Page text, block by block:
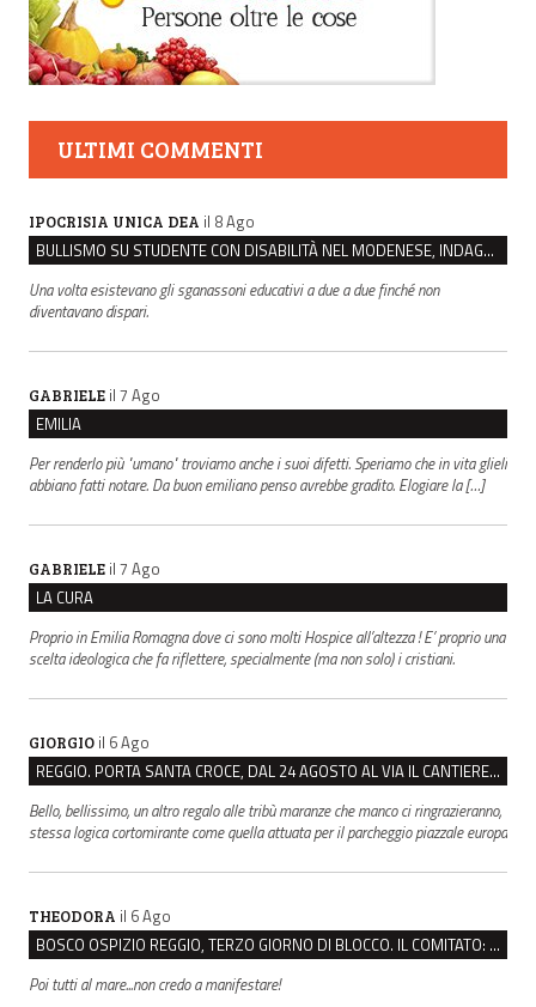
ULTIMI COMMENTI
IPOCRISIA UNICA DEA il 8 Ago
BULLISMO SU STUDENTE CON DISABILITÀ NEL MODENESE, INDAGATI DUE RAGAZZI DI 16 ANNI
Una volta esistevano gli sganassoni educativi a due a due finché non
diventavano dispari.
GABRIELE il 7 Ago
EMILIA
Per renderlo più "umano" troviamo anche i suoi difetti. Speriamo che in vita glieli
abbiano fatti notare. Da buon emiliano penso avrebbe gradito. Elogiare la […]
GABRIELE il 7 Ago
LA CURA
Proprio in Emilia Romagna dove ci sono molti Hospice all’altezza ! E’ proprio una
scelta ideologica che fa riflettere, specialmente (ma non solo) i cristiani.
GIORGIO il 6 Ago
REGGIO. PORTA SANTA CROCE, DAL 24 AGOSTO AL VIA IL CANTIERE PER IL NUOVO COLLETTORE FOGNARIO
Bello, bellissimo, un altro regalo alle tribù maranze che manco ci ringrazieranno,
stessa logica cortomirante come quella attuata per il parcheggio piazzale europa
THEODORA il 6 Ago
BOSCO OSPIZIO REGGIO, TERZO GIORNO DI BLOCCO. IL COMITATO: “PRESIDIO FINO A VENERDÌ”
Poi tutti al mare...non credo a manifestare!